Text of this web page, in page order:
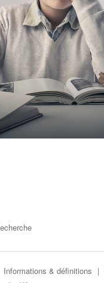
Informations & définitions |